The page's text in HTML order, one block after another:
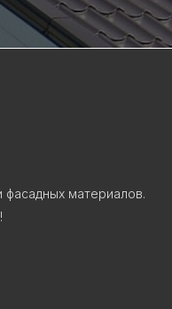
фасадных материалов.